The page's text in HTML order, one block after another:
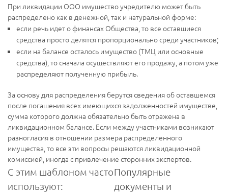
При ликвидации ООО имущество учредителю может быть
распределено как в денежной, так и натуральной форме:
если речь идет о финансах Общества, то все оставшиеся
средства просто делятся пропорционально среди участников;
если на балансе осталось имущество (ТМЦ или основные
средства), то сначала осуществляют его продажу, а потом уже
распределяют полученную прибыль.
За основу для распределения берутся сведения об оставшемся
после погашения всех имеющихся задолженностей имуществе,
сумма которого должна обязательно быть отражена в
ликвидационном балансе. Если между участниками возникают
разногласия в отношении размера распределенного
имущества, то все эти вопросы решаются ликвидационной
комиссией, иногда с привлечение сторонних экспертов.
С этим шаблоном часто
используют:
Популярные
документы и